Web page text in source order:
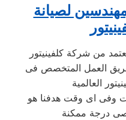
لصيانة
العمل المتخصص فى
العالمية
وفى اى وقت هدفنا هو
درجة ممكنة